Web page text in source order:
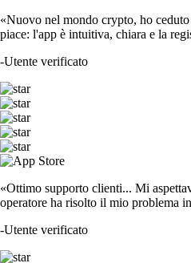
«Nuovo nel mondo crypto, ho
piace: l'app è intuitiva, chiara e la
-Utente verificato
«Ottimo supporto clienti... Mi
operatore ha risolto il mio problema
-Utente verificato